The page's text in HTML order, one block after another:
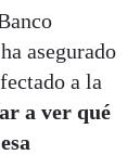
asegurado
a la
a ver qué